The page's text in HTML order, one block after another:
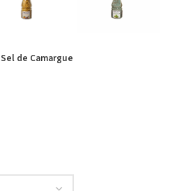
Sel de Camargue